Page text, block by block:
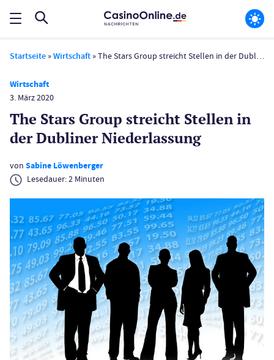
Startseite »Wirtschaft »The Stars Group streicht Stellen in der Dubliner Niederlassung
Wirtschaft
3. März 2020
The Stars Group streicht Stellen in
der Dubliner Niederlassung
von Sabine Löwenberger
Lesedauer:2 Minuten